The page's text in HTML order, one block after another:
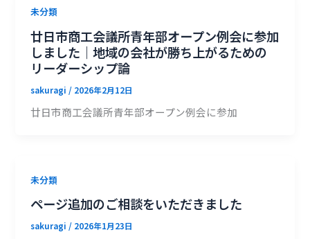
未分類
廿日市商工会議所青年部オープン例会に参加
しました｜地域の会社が勝ち上がるための
リーダーシップ論
sakuragi / 2026年2月12日
廿日市商工会議所青年部オープン例会に参加
未分類
ページ追加のご相談をいただきました
sakuragi / 2026年1月23日